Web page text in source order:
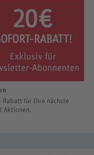
für Ihre nächste
Aktionen.